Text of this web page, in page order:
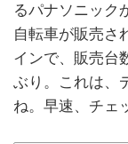
るパナソニック
自転車が販売さ
インで、販売台
ぶり。これは、
ね。早速、チェ